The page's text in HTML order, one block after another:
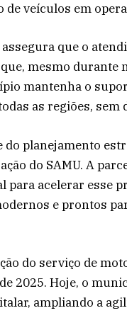
veículos em
que o
mesmo durante
mantenha o
as regiões, sem
do planejamento
do SAMU. A
para acelerar esse
e prontos
do serviço de
2025. Hoje, o
ampliando a